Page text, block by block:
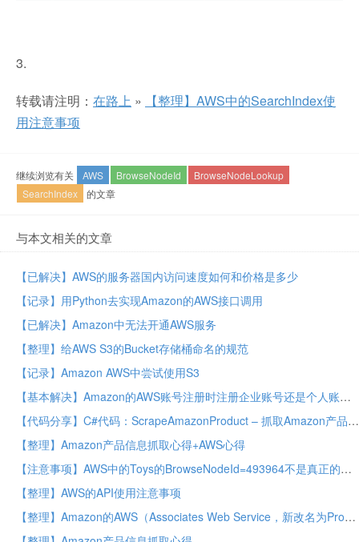
3.
转载请注明： 在路上 »
【整理】AWS中的SearchIndex使
用注意事项
继续浏览有关 AWS BrowseNodeId
BrowseNodeLookup
SearchIndex
的文章
与本文相关的文章
【已解决】AWS的服务器国内访问速度如何和价格是多少
【记录】用Python去实现Amazon的AWS接口调用
【已解决】Amazon中无法开通AWS服务
【整理】给AWS S3的Bucket存储桶命名的规范
【记录】Amazon AWS中尝试使用S3
【基本解决】Amazon的AWS账号注册时注册企业账号还是个人账号
【代码分享】C#代码：ScrapeAmazonProduct – 抓取Amazon产品数据（主要从AWS API抓取，其次再从网页中抓取）
【整理】Amazon产品信息抓取心得+AWS心得
【注意事项】AWS中的Toys的BrowseNodeId=493964不是真正的根分类
【整理】AWS的API使用注意事项
【整理】Amazon的AWS（Associates Web Service，新改名为Product Advertising API）